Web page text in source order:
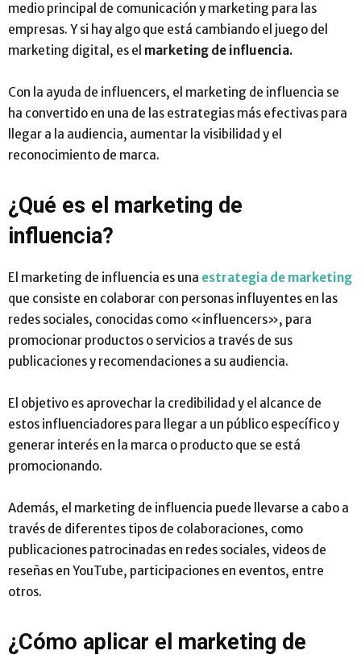
medio principal de comunicación y marketing para las
empresas. Y si hay algo que está cambiando el juego del
marketing digital, es el marketing de influencia.
Con la ayuda de influencers, el marketing de influencia se
ha convertido en una de las estrategias más efectivas para
llegar a la audiencia, aumentar la visibilidad y el
reconocimiento de marca.
¿Qué es el marketing de
influencia?
El marketing de influencia es una estrategia de marketing
que consiste en colaborar con personas influyentes en las
redes sociales, conocidas como «influencers», para
promocionar productos o servicios a través de sus
publicaciones y recomendaciones a su audiencia.
El objetivo es aprovechar la credibilidad y el alcance de
estos influenciadores para llegar a un público específico y
generar interés en la marca o producto que se está
promocionando.
Además, el marketing de influencia puede llevarse a cabo a
través de diferentes tipos de colaboraciones, como
publicaciones patrocinadas en redes sociales, videos de
reseñas en YouTube, participaciones en eventos, entre
otros.
¿Cómo aplicar el marketing de